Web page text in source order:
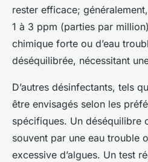
rester efficace;
1 à 3 ppm (parties par
chimique forte ou d’eau
déséquilibrée, nécessitant
D’autres désinfectants, tels
être envisagés selon les
spécifiques. Un déséquilibre
souvent par une eau trouble
excessive d’algues. Un test